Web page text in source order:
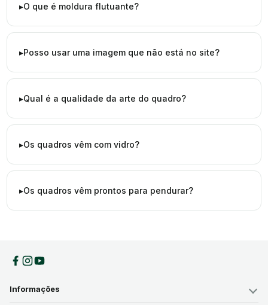
O que é moldura flutuante?
Posso usar uma imagem que não está no site?
Qual é a qualidade da arte do quadro?
Os quadros vêm com vidro?
Os quadros vêm prontos para pendurar?
Informações